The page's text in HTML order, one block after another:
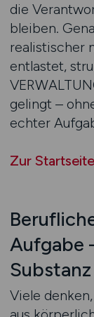
die
bleiben.
realistischer
entlastet,
gelingt –
echter
Zur Startseite
Aufgabe
Substanz
Viele